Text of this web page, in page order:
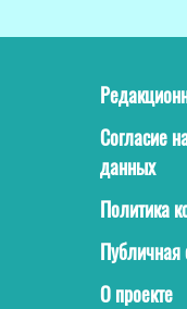
Согласие
данных
Политика
Публичная
О проекте